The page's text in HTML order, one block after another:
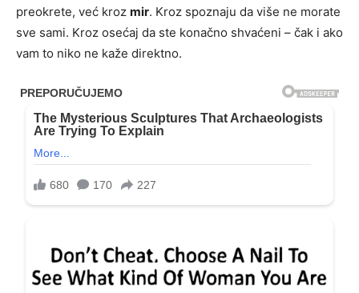
preokrete, već kroz mir. Kroz spoznaju da više ne morate
sve sami. Kroz osećaj da ste konačno shvaćeni – čak i ako
vam to niko ne kaže direktno.